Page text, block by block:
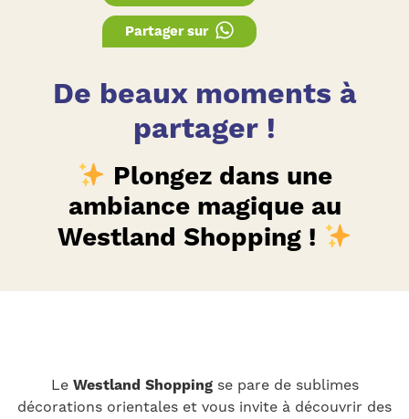
Partager sur
De beaux moments à
partager !
Plongez dans une
ambiance magique au
Westland Shopping !
Le Westland Shoppingse pare de sublimes
décorations orientales et vous invite à découvrir des